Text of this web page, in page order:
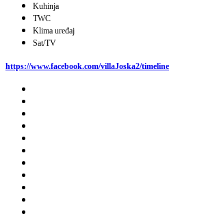
Kuhinja
TWC
Klima uređaj
Sat/TV
https://www.facebook.com/villaJoska2/timeline